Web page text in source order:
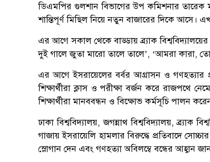
ডিএমপির গুলশান বিভাগের উপ কমিশনার তারেক
শান্তিপূর্ণ মিছিল নিয়ে নতুন বাজারের দিকে আসে।
এর আগে সকাল থেকে বাড্ডায় ব্র্যাক বিশ্ববিদ্যালয়ের
দুই গালে জুতা মারো তালে তালে’, ‘আমরা কারা,
এর আগে ইসরায়েলের বর্বর আগ্রাসন ও গণহত্যার
শিক্ষার্থীরা ক্লাস ও পরীক্ষা বর্জন করে রাজপথে
শিক্ষার্থীরা মানববন্ধন ও বিক্ষোভ কর্মসূচি পালন
ঢাকা বিশ্ববিদ্যালয়, জগন্নাথ বিশ্ববিদ্যালয়, ব্র্যাক
গাজায় ইসরায়েলি হামলার বিরুদ্ধে প্রতিবাদে
স্লোগান দেন এবং গণহত্যা অবিলম্বে বন্ধের আহ্বান